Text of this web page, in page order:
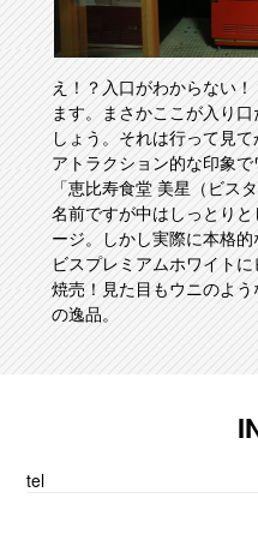
え！？入口がわからない
ます。まさかここが入り
しょう。それは行って見
アトラクション的な印象
「恵比寿食堂 美星（ビス
名前ですが中はしっとり
ージ。しかし実際に本格
ビスプレミアムホワイト
焼売！見た目もウニのよ
の逸品。
tel